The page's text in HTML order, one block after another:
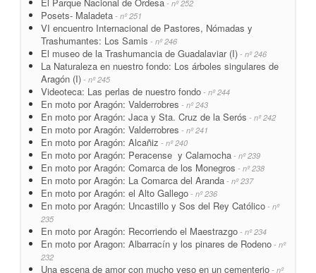
- nº 252
Posets- Maladeta - nº 251
VI encuentro Internacional de Pastores, Nómadas y
Trashumantes: Los Samis - nº 246
El museo de la Trashumancia de Guadalaviar (I) - nº 246
La Naturaleza en nuestro fondo: Los árboles singulares de
Aragón (I) - nº 245
Videoteca: Las perlas de nuestro fondo - nº 244
En moto por Aragón: Valderrobres - nº 243
En moto por Aragón: Jaca y Sta. Cruz de la Serós - nº 242
En moto por Aragón: Valderrobres - nº 241
En moto por Aragón: Alcañiz - nº 240
En moto por Aragón: Peracense y Calamocha - nº 239
En moto por Aragón: Comarca de los Monegros - nº 238
En moto por Aragón: La Comarca del Aranda - nº 237
En moto por Aragón: el Alto Gallego - nº 236
En moto por Aragón: Uncastillo y Sos del Rey Católico - nº
235
En moto por Aragón: Recorriendo el Maestrazgo - nº 234
En moto por Aragon: Albarracín y los pinares de Rodeno - nº
232
Una escena de amor con mucho yeso en un cementerio - nº